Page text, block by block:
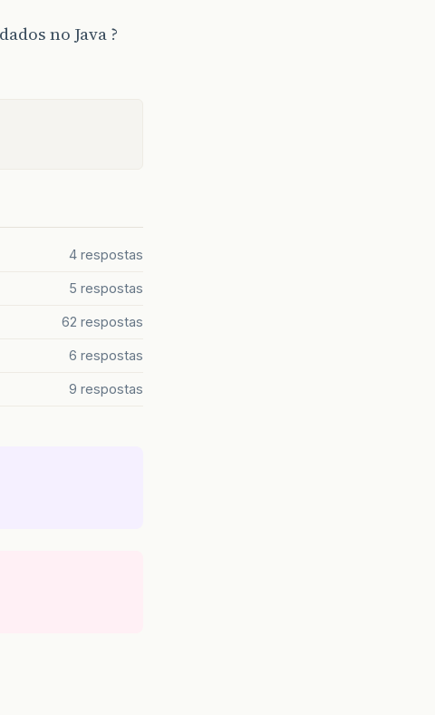
no Java ?
4 respostas
5 respostas
62 respostas
6 respostas
9 respostas